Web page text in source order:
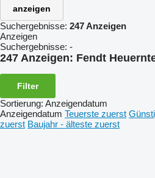
anzeigen
Suchergebnisse: 247 Anzeigen
Anzeigen
Suchergebnisse: -
247 Anzeigen: Fendt
Filter
Sortierung: Anzeigendatum
Anzeigendatum Teuerste zuerst
zuerst Baujahr - älteste zuerst